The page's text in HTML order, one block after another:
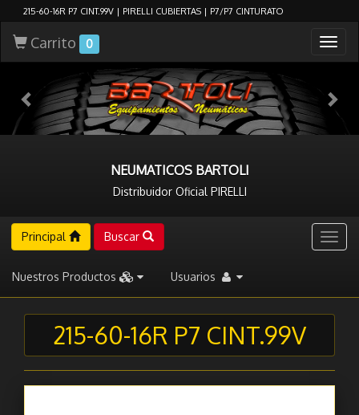
215-60-16R P7 CINT.99V | PIRELLI CUBIERTAS | P7/P7 CINTURATO
Carrito 0
NEUMATICOS BARTOLI
Distribuidor Oficial PIRELLI
Principal Buscar
Nuestros Productos Usuarios
215-60-16R P7 CINT.99V